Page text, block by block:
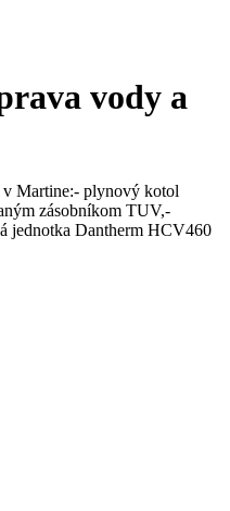
vody a
Martine:- plynový kotol
zásobníkom TUV,-
jednotka Dantherm HCV460